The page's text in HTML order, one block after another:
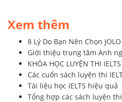
Xem thêm
8 Lý Do Bạn Nên Chọn
Giới thiệu trung tâm Anh
KHÓA HỌC LUYỆN THI
Các cuốn sách luyện thi
Tài liệu học IELTS hiệu quả
Tổng hợp các sách luyện